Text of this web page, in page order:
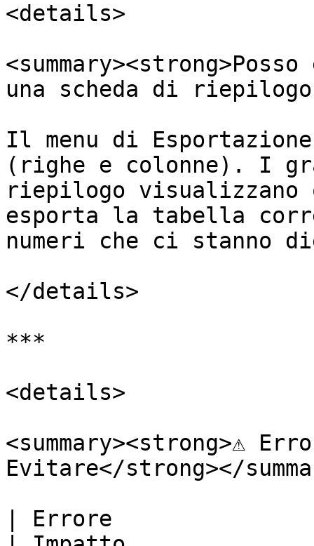
<details>
una scheda di
Il menu di
(righe e colonne). I
riepilogo
esporta la tabella
numeri che ci stanno
</details>
***
<details>
<summary><strong>⚠️
Evitare</strong></
| Errore